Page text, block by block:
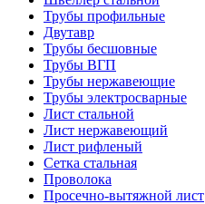
Трубы профильные
Двутавр
Трубы бесшовные
Трубы ВГП
Трубы нержавеющие
Трубы электросварные
Лист стальной
Лист нержавеющий
Лист рифленый
Сетка стальная
Проволока
Просечно-вытяжной лист